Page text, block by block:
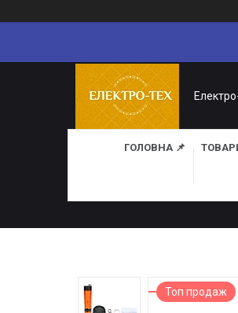
ГОЛОВНА 📌
Топ продаж